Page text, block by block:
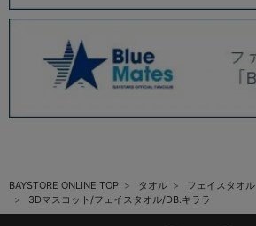
BAYSTORE ONLINE TOP タオル
フェイスタオル
3Dマスコット/フェイスタオル/DB.キララ